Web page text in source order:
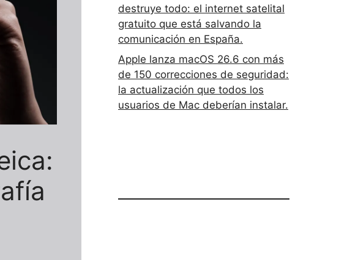
destruye todo: el internet satelital
gratuito que está salvando la
comunicación en España.
Apple lanza macOS 26.6 con más
de 150 correcciones de seguridad:
la actualización que todos los
usuarios de Mac deberían instalar.